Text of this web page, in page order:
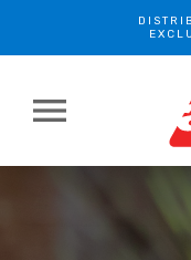
menu